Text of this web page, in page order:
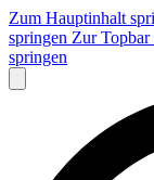
Zum Hauptinhalt
springen Zur Topbar
springen